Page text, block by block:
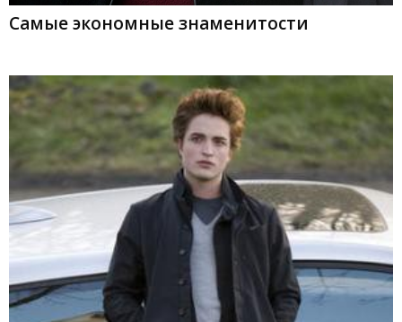
Самые экономные знаменитости